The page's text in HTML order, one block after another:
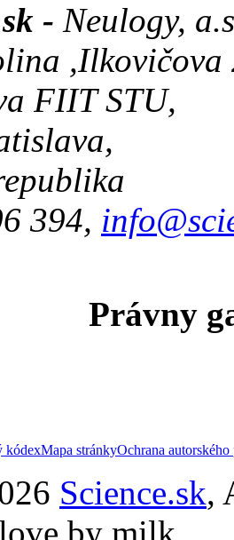
- Neulogy,
,Ilkovičova
FIIT STU,
394,
Právny
kódexMapa stránkyOchrana autorského
Science.sk,